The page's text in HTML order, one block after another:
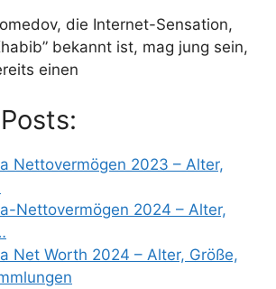
die Internet-Sensation,
bekannt ist, mag jung sein,
einen
Nettovermögen 2023 – Alter,
Nettovermögen 2024 – Alter,
Net Worth 2024 – Alter, Größe,